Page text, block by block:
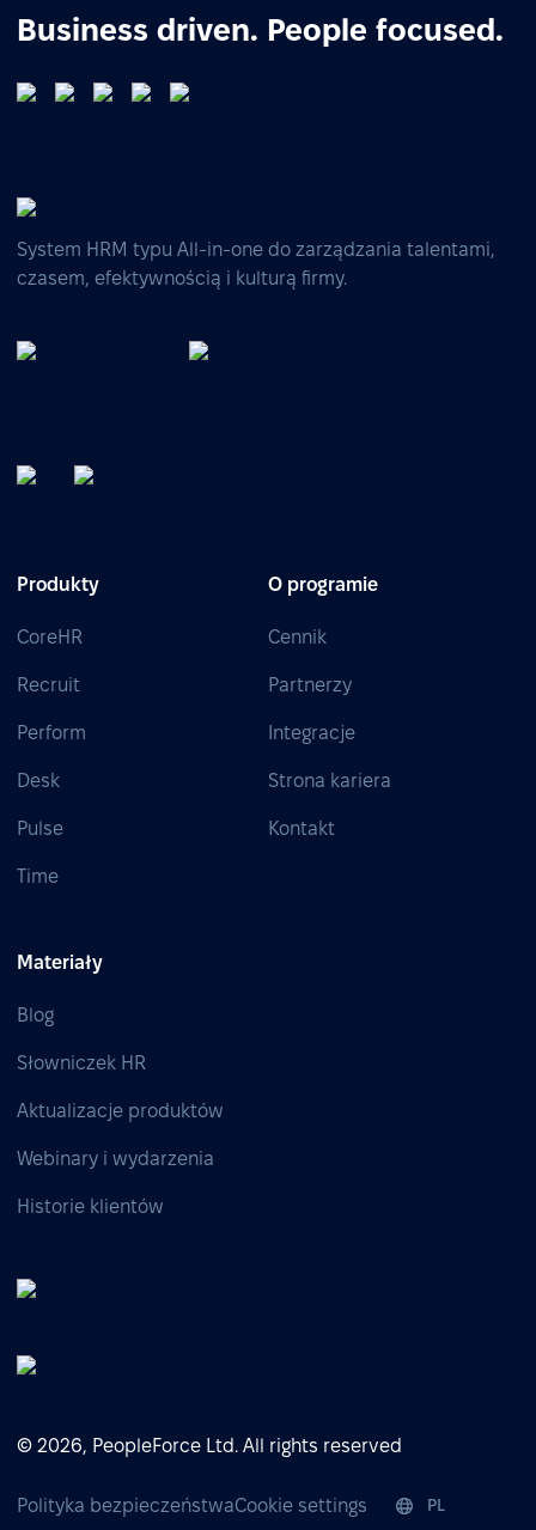
Business driven. People focused.
System HRM typu All-in-one do zarządzania talentami,
czasem, efektywnością i kulturą firmy.
Produkty
CoreHR
Recruit
Perform
Desk
Pulse
Time
O programie
Cennik
Partnerzy
Integracje
Strona kariera
Kontakt
Materiały
Blog
Słowniczek HR
Aktualizacje produktów
Webinary i wydarzenia
Historie klientów
© 2026, PeopleForce Ltd. All rights reserved
Polityka bezpieczeństwaCookie settings PL